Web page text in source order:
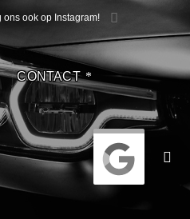
ons ook op Instagram!
CONTACT